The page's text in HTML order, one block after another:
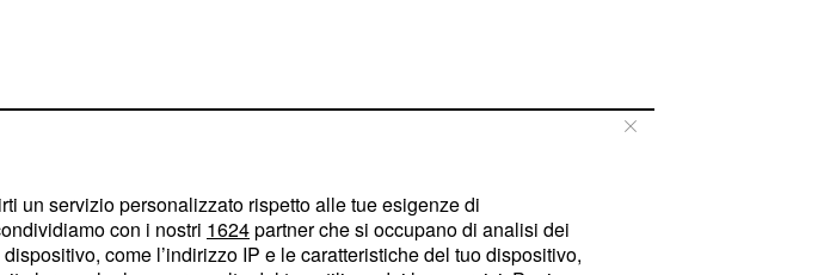
un servizio personalizzato rispetto alle tue esigenze di
con i nostri 1624partner che si occupano di analisi dei
come l’indirizzo IP e le caratteristiche del tuo dispositivo,